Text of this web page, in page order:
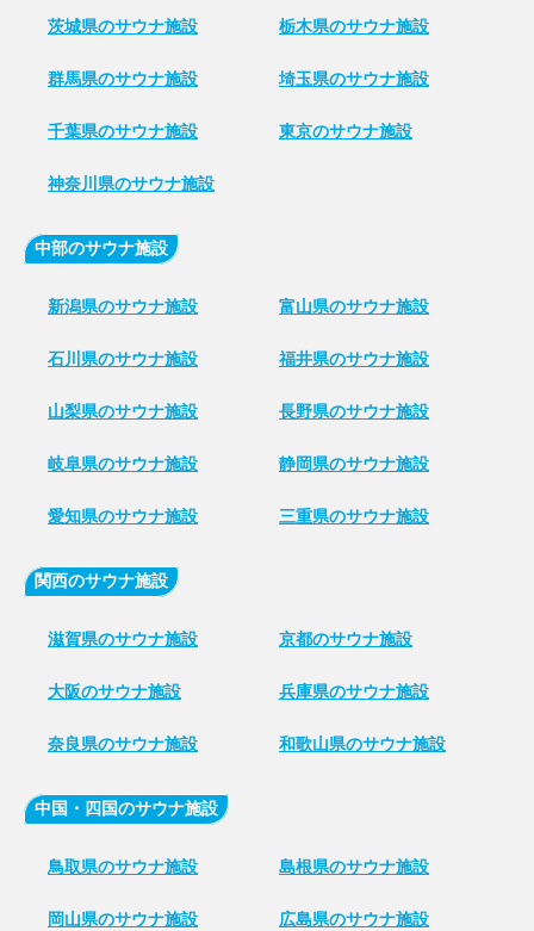
茨城県のサウナ施設 栃木県のサウナ施設
群馬県のサウナ施設 埼玉県のサウナ施設
千葉県のサウナ施設 東京のサウナ施設
神奈川県のサウナ施設
中部のサウナ施設
新潟県のサウナ施設 富山県のサウナ施設
石川県のサウナ施設 福井県のサウナ施設
山梨県のサウナ施設 長野県のサウナ施設
岐阜県のサウナ施設 静岡県のサウナ施設
愛知県のサウナ施設 三重県のサウナ施設
関西のサウナ施設
滋賀県のサウナ施設 京都のサウナ施設
大阪のサウナ施設 兵庫県のサウナ施設
奈良県のサウナ施設 和歌山県のサウナ施設
中国・四国のサウナ施設
鳥取県のサウナ施設 島根県のサウナ施設
岡山県のサウナ施設 広島県のサウナ施設